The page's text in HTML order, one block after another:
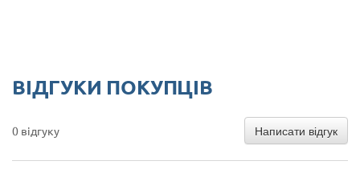
ВІДГУКИ ПОКУПЦІВ
0 відгуку Написати відгук